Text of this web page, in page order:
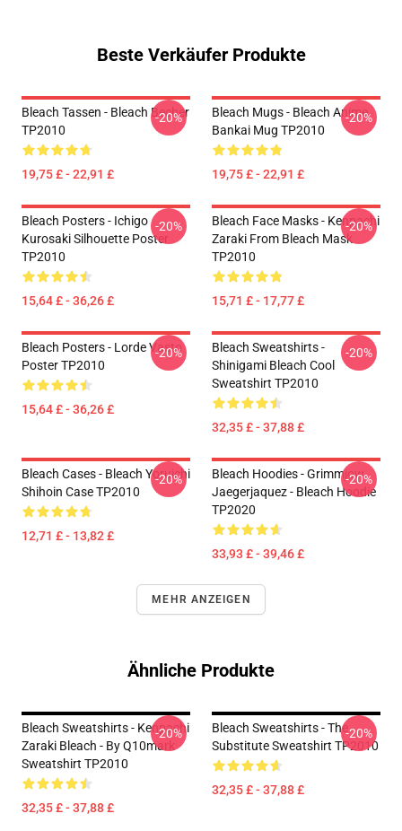
Beste Verkäufer Produkte
Bleach Tassen - Bleach Becher
TP2010
19,75 £ - 22,91 £
-20%
Bleach Mugs - Bleach Anime,
Bankai Mug TP2010
19,75 £ - 22,91 £
-20%
Bleach Posters - Ichigo
Kurosaki Silhouette Poster
TP2010
15,64 £ - 36,26 £
-20%
Bleach Face Masks - Kenpachi
Zaraki From Bleach Mask
TP2010
15,71 £ - 17,77 £
-20%
Bleach Posters - Lorde Vasto
Poster TP2010
15,64 £ - 36,26 £
-20%
Bleach Sweatshirts -
Shinigami Bleach Cool
Sweatshirt TP2010
32,35 £ - 37,88 £
-20%
Bleach Cases - Bleach Yoruichi
Shihoin Case TP2010
12,71 £ - 13,82 £
-20%
Bleach Hoodies - Grimmjow
Jaegerjaquez - Bleach Hoodie
TP2020
33,93 £ - 39,46 £
-20%
MEHR ANZEIGEN
Ähnliche Produkte
Bleach Sweatshirts - Kenpachi
Zaraki Bleach - By Q10mark
Sweatshirt TP2010
32,35 £ - 37,88 £
-20%
Bleach Sweatshirts - The
Substitute Sweatshirt TP2010
32,35 £ - 37,88 £
-20%